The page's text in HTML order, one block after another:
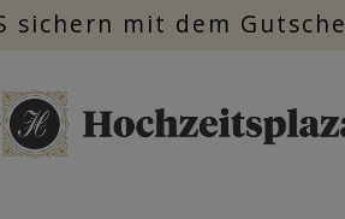
sichern mit dem